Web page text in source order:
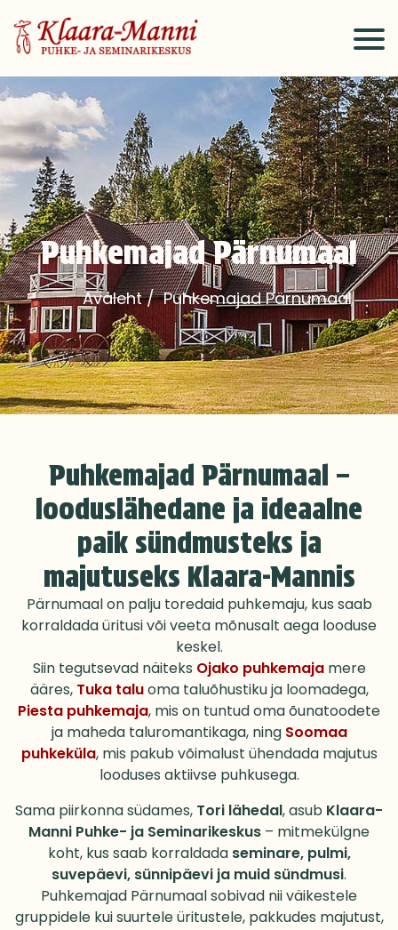
Puhkemajad Pärnumaal
Avaleht / Puhkemajad Pärnumaal
Puhkemajad Pärnumaal –
looduslähedane ja ideaalne
paik sündmusteks ja
majutuseks Klaara-Mannis
Pärnumaal on palju toredaid puhkemaju, kus saab
korraldada üritusi või veeta mõnusalt aega looduse
keskel.
Siin tegutsevad näiteks Ojako puhkemajamere
ääres, Tuka taluoma taluõhustiku ja loomadega,
Piesta puhkemaja, mis on tuntud oma õunatoodete
ja maheda taluromantikaga, ning Soomaa
puhkeküla, mis pakub võimalust ühendada majutus
looduses aktiivse puhkusega.
Sama piirkonna südames, Tori lähedal, asub Klaara-
Manni Puhke- ja Seminarikeskus – mitmekülgne
koht, kus saab korraldada seminare, pulmi,
suvepäevi, sünnipäevi ja muid sündmusi.
Puhkemajad Pärnumaal sobivad nii väikestele
gruppidele kui suurtele üritustele, pakkudes majutust,